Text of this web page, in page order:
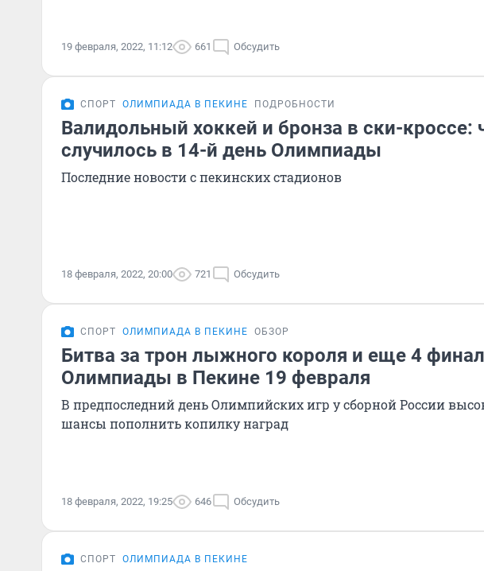
19 февраля, 2022, 11:12 661 Обсудить
СПОРТ ОЛИМПИАДА В ПЕКИНЕ ПОДРОБНОСТИ
Валидольный хоккей и бронза в ски-кроссе:
случилось в 14-й день Олимпиады
Последние новости с пекинских стадионов
18 февраля, 2022, 20:00 721 Обсудить
СПОРТ ОЛИМПИАДА В ПЕКИНЕ ОБЗОР
Битва за трон лыжного короля и еще 4
Олимпиады в Пекине 19 февраля
В предпоследний день Олимпийских игр у сборной России
шансы пополнить копилку наград
18 февраля, 2022, 19:25 646 Обсудить
СПОРТ ОЛИМПИАДА В ПЕКИНЕ